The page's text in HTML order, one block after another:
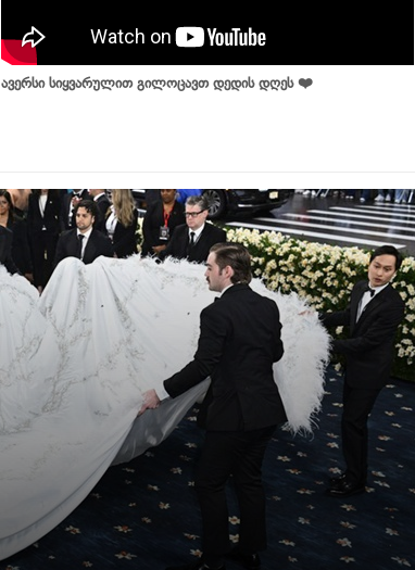
ავერსი სიყვარულით გილოცავთ დედის დღეს ❤️